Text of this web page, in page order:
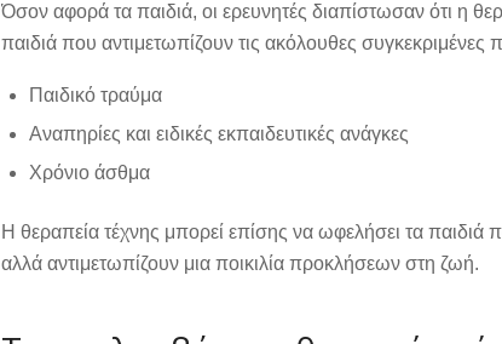
Όσον αφορά τα παιδιά, οι ερευνητές διαπίστωσαν ότι η
παιδιά που αντιμετωπίζουν τις ακόλουθες συγκεκριμένες
Παιδικό τραύμα
Αναπηρίες και ειδικές εκπαιδευτικές ανάγκες
Χρόνιο άσθμα
Η θεραπεία τέχνης μπορεί επίσης να ωφελήσει τα παιδιά
αλλά αντιμετωπίζουν μια ποικιλία προκλήσεων στη ζωή.